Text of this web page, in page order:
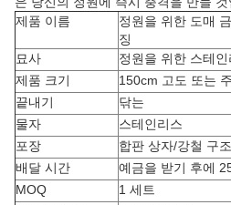
제품 이름
정원을 위한 도매
징
묘사
정원을 위한 스테
제품 크기
150cm 고도 또는
끝내기
닦는
물자
스테인리스
포장
합판 상자/강철 구조
배달 시간
예금을 받기 후에
MOQ
1 세트